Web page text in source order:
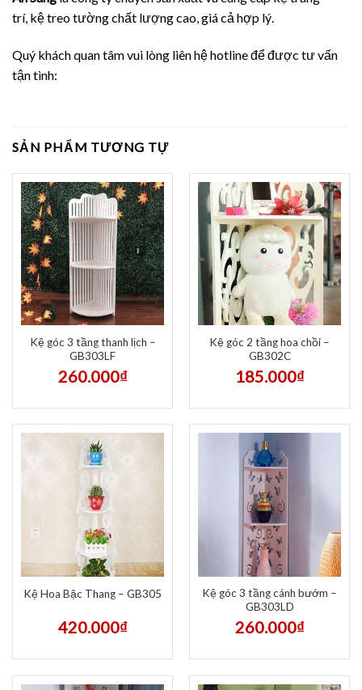
trí, kệ treo tường chất lượng cao, giá cả hợp lý.
Quý khách quan tâm vui lòng liên hệ hotline để được tư vấn
tận tình:
SẢN PHẨM TƯƠNG TỰ
Kệ góc 3 tầng thanh lịch –
GB303LF
260.000₫
Kệ góc 2 tầng hoa chồi –
GB302C
185.000₫
Kệ Hoa Bậc Thang – GB305
420.000₫
Kệ góc 3 tầng cánh bướm –
GB303LD
260.000₫